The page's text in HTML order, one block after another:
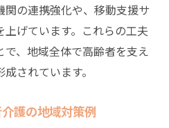
関の連携強化や、移動支援サ
げています。これらの工夫
、地域全体で高齢者を支え
されています。
護の地域対策例